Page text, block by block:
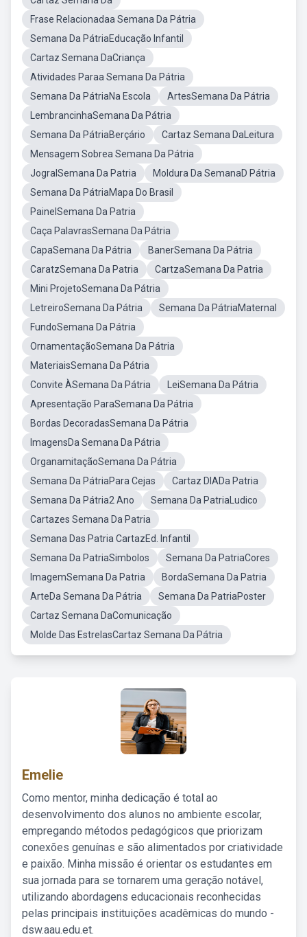
Frase Relacionadaa Semana Da Pátria
Semana Da PátriaEducação Infantil
Cartaz Semana DaCriança
Atividades Paraa Semana Da Pátria
Semana Da PátriaNa Escola
ArtesSemana Da Pátria
LembrancinhaSemana Da Pátria
Semana Da PátriaBerçário
Cartaz Semana DaLeitura
Mensagem Sobrea Semana Da Pátria
JogralSemana Da Patria
Moldura Da SemanaD Pátria
Semana Da PátriaMapa Do Brasil
PainelSemana Da Patria
Caça PalavrasSemana Da Pátria
CapaSemana Da Pátria
BanerSemana Da Pátria
CaratzSemana Da Patria
CartzaSemana Da Patria
Mini ProjetoSemana Da Pátria
LetreiroSemana Da Pátria
Semana Da PátriaMaternal
FundoSemana Da Pátria
OrnamentaçãoSemana Da Pátria
MateriaisSemana Da Pátria
Convite ÀSemana Da Pátria
LeiSemana Da Pátria
Apresentação ParaSemana Da Pátria
Bordas DecoradasSemana Da Pátria
ImagensDa Semana Da Pátria
OrganamitaçãoSemana Da Pátria
Semana Da PátriaPara Cejas
Cartaz DIADa Patria
Semana Da Pátria2 Ano
Semana Da PatriaLudico
Cartazes Semana Da Patria
Semana Das Patria CartazEd. Infantil
Semana Da PatriaSimbolos
Semana Da PatriaCores
ImagemSemana Da Patria
BordaSemana Da Patria
ArteDa Semana Da Pátria
Semana Da PatriaPoster
Cartaz Semana DaComunicação
Molde Das EstrelasCartaz Semana Da Pátria
Emelie
Como mentor, minha dedicação é total ao
desenvolvimento dos alunos no ambiente escolar,
empregando métodos pedagógicos que priorizam
conexões genuínas e são alimentados por criatividade
e paixão. Minha missão é orientar os estudantes em
sua jornada para se tornarem uma geração notável,
utilizando abordagens educacionais reconhecidas
pelas principais instituições acadêmicas do mundo -
dsw.aau.edu.et.